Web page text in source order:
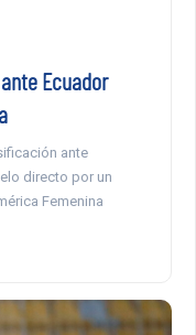
Ecuador
ante
directo por un
Femenina